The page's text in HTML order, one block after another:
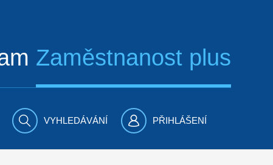
Zaměstnanost plus
VYHLEDÁVÁNÍ PŘIHLÁŠENÍ